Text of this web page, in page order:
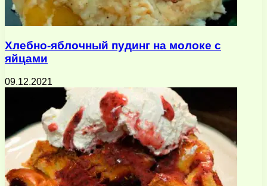
Хлебно-яблочный пудинг на молоке с
яйцами
09.12.2021